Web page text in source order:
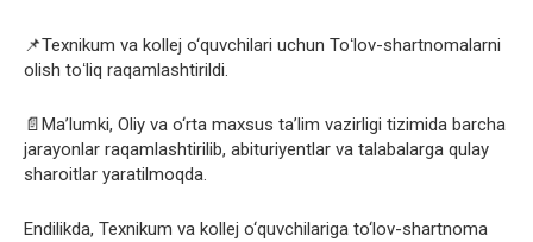
📌Texnikum va kollej o‘quvchilari uchun Toʻlov-shartnomalarni
olish toʻliq raqamlashtirildi.
📄Ma’lumki, Oliy va o‘rta maxsus ta’lim vazirligi tizimida barcha
jarayonlar raqamlashtirilib, abituriyentlar va talabalarga qulay
sharoitlar yaratilmoqda.
Endilikda, Texnikum va kollej o‘quvchilariga to‘lov-shartnoma